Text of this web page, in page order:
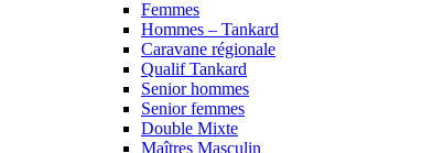
Femmes
Hommes – Tankard
Caravane régionale
Qualif Tankard
Senior hommes
Senior femmes
Double Mixte
Maîtres Masculin